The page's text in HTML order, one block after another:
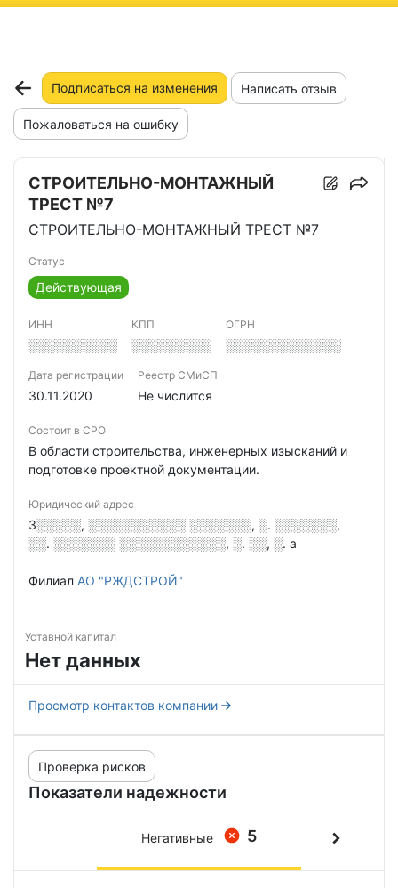
Подписаться на изменения Написать отзыв
Пожаловаться на ошибку
СТРОИТЕЛЬНО-МОНТАЖНЫЙ
ТРЕСТ №7
СТРОИТЕЛЬНО-МОНТАЖНЫЙ ТРЕСТ №7
Статус
Действующая
ИНН
░░░░░░░░░░
КПП
░░░░░░░░░
ОГРН
░░░░░░░░░░░░░
Дата регистрации
30.11.2020
Реестр СМиСП
Не числится
Состоит в СРО
В области строительства, инженерных изысканий и
подготовке проектной документации.
Юридический адрес
3░░░░░, ░░░░░░░░░░░ ░░░░░░░, ░. ░░░░░░░,
░░. ░░░░░░░ ░░░░░░░░░░░░, ░. ░░, ░. а
Филиал АО "РЖДСТРОЙ"
Уставной капитал
Нет данных
Просмотр контактов компании
Показатели надежности
Проверка рисков
5
Негативные